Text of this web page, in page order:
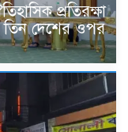
প্রতিরক্ষা
তিন দেশের ওপর